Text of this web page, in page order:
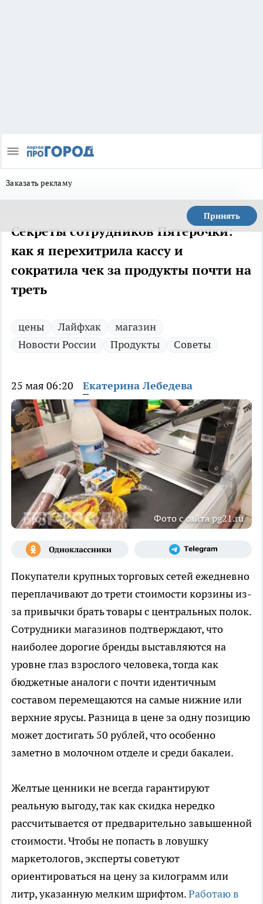
Заказать рекламу
Принять
Секреты сотрудников Пятерочки:
как я перехитрила кассу и
сократила чек за продукты почти на
треть
цены Лайфхак
магазин
Новости России
Продукты Советы
25 мая 06:20 Екатерина Лебедева
Фото с сайта pg21.ru
Покупатели крупных торговых сетей ежедневно
переплачивают до трети стоимости корзины из-
за привычки брать товары с центральных полок.
Сотрудники магазинов подтверждают, что
наиболее дорогие бренды выставляются на
уровне глаз взрослого человека, тогда как
бюджетные аналоги с почти идентичным
составом перемещаются на самые нижние или
верхние ярусы. Разница в цене за одну позицию
может достигать 50 рублей, что особенно
заметно в молочном отделе и среди бакалеи.
Желтые ценники не всегда гарантируют
реальную выгоду, так как скидка нередко
рассчитывается от предварительно завышенной
стоимости. Чтобы не попасть в ловушку
маркетологов, эксперты советуют
ориентироваться на цену за килограмм или
литр, указанную мелким шрифтом.Работаю в